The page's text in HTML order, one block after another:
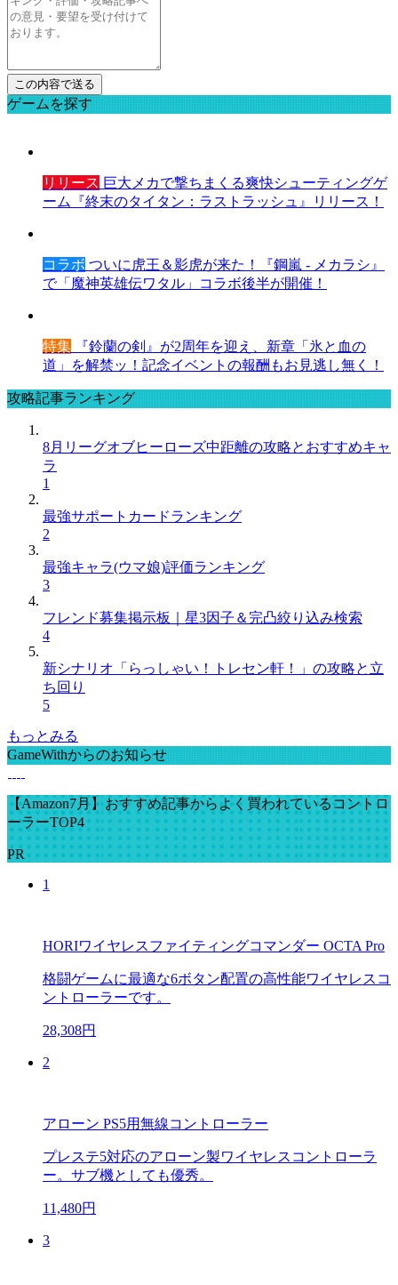
ゲームを探す
リリース 巨大メカで撃ちまくる爽快シューティングゲ
ーム『終末のタイタン：ラストラッシュ』リリース！
コラボ ついに虎王＆影虎が来た！『鋼嵐 - メカラシ』
で「魔神英雄伝ワタル」コラボ後半が開催！
特集 『鈴蘭の剣』が2周年を迎え、新章「氷と血の
道」を解禁ッ！記念イベントの報酬もお見逃し無く！
攻略記事ランキング
8月リーグオブヒーローズ中距離の攻略とおすすめキャ
ラ
1
最強サポートカードランキング
2
最強キャラ(ウマ娘)評価ランキング
3
フレンド募集掲示板｜星3因子＆完凸絞り込み検索
4
新シナリオ「らっしゃい！トレセン軒！」の攻略と立
ち回り
5
もっとみる
GameWithからのお知らせ
【Amazon7月】おすすめ記事からよく買われているコントロ
ーラーTOP4
PR
1
HORIワイヤレスファイティングコマンダー OCTA Pro
格闘ゲームに最適な6ボタン配置の高性能ワイヤレスコ
ントローラーです。
28,308円
2
アローン PS5用無線コントローラー
プレステ5対応のアローン製ワイヤレスコントローラ
ー。サブ機としても優秀。
11,480円
3